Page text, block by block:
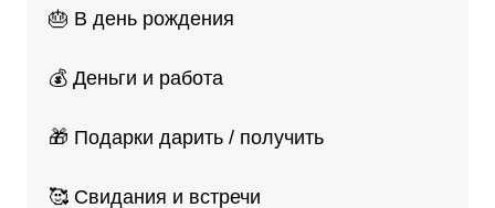
🎂 В день рождения
💰 Деньги и работа
🎁 Подарки дарить / получить
🥰 Свидания и встречи